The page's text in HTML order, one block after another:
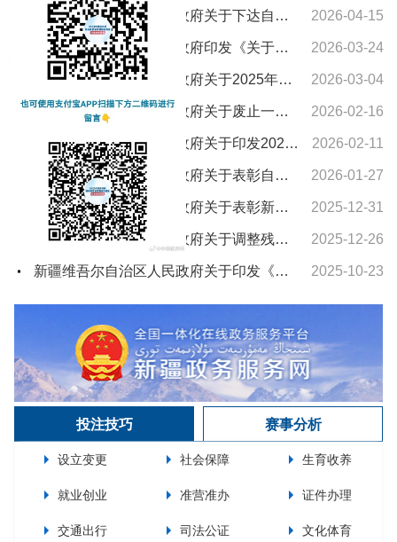
新疆维吾尔自治区人民政府关于下达自治区“十五五”期间年森林采伐限额的通知 2026-04-15
新疆维吾尔自治区人民政府印发《关于进一步支持养老服务发展十条措施》的通知 2026-03-24
新疆维吾尔自治区人民政府关于2025年新疆维吾尔自治区教学成果奖授奖的决定 2026-03-04
新疆维吾尔自治区人民政府关于废止一批自治区人民政府文件的通知 2026-02-16
新疆维吾尔自治区人民政府关于印发2026年自治区国民经济和社会发展计划及主要指标的通知 2026-02-11
新疆维吾尔自治区人民政府关于表彰自治区城市建设先进集体和先进个人的决定 2026-01-27
新疆维吾尔自治区人民政府关于表彰新疆维吾尔自治区农村水利工作先进集体和先进个人的决定 2025-12-31
新疆维吾尔自治区人民政府关于调整残疾、孤老人员和烈属所得减征个人所得税的通知 2025-12-26
新疆维吾尔自治区人民政府关于印发《新疆维吾尔自治区车船税实施办法》的通知 2025-10-23
投注技巧 赛事分析
设立变更 社会保障 生育收养
就业创业 准营准办 证件办理
交通出行 司法公证 文化体育